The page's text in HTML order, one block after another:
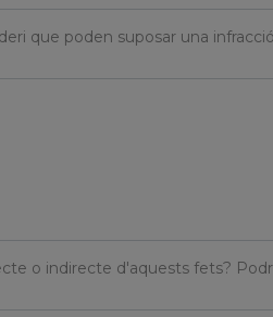
que poden suposar una
o indirecte d'aquests fets?